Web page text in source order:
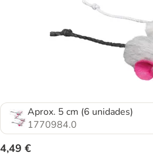
Aprox. 5 cm (6 unidades)
1770984.0
4,49 €